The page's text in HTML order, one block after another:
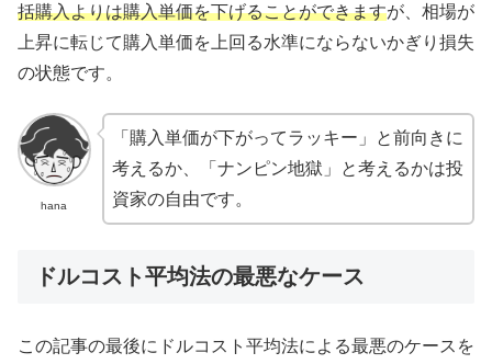
括購入よりは購入単価を下げることができますが、相場が
上昇に転じて購入単価を上回る水準にならないかぎり損失
の状態です。
hana
「購入単価が下がってラッキー」と前向きに
考えるか、「ナンピン地獄」と考えるかは投
資家の自由です。
ドルコスト平均法の最悪なケース
この記事の最後にドルコスト平均法による最悪のケースを